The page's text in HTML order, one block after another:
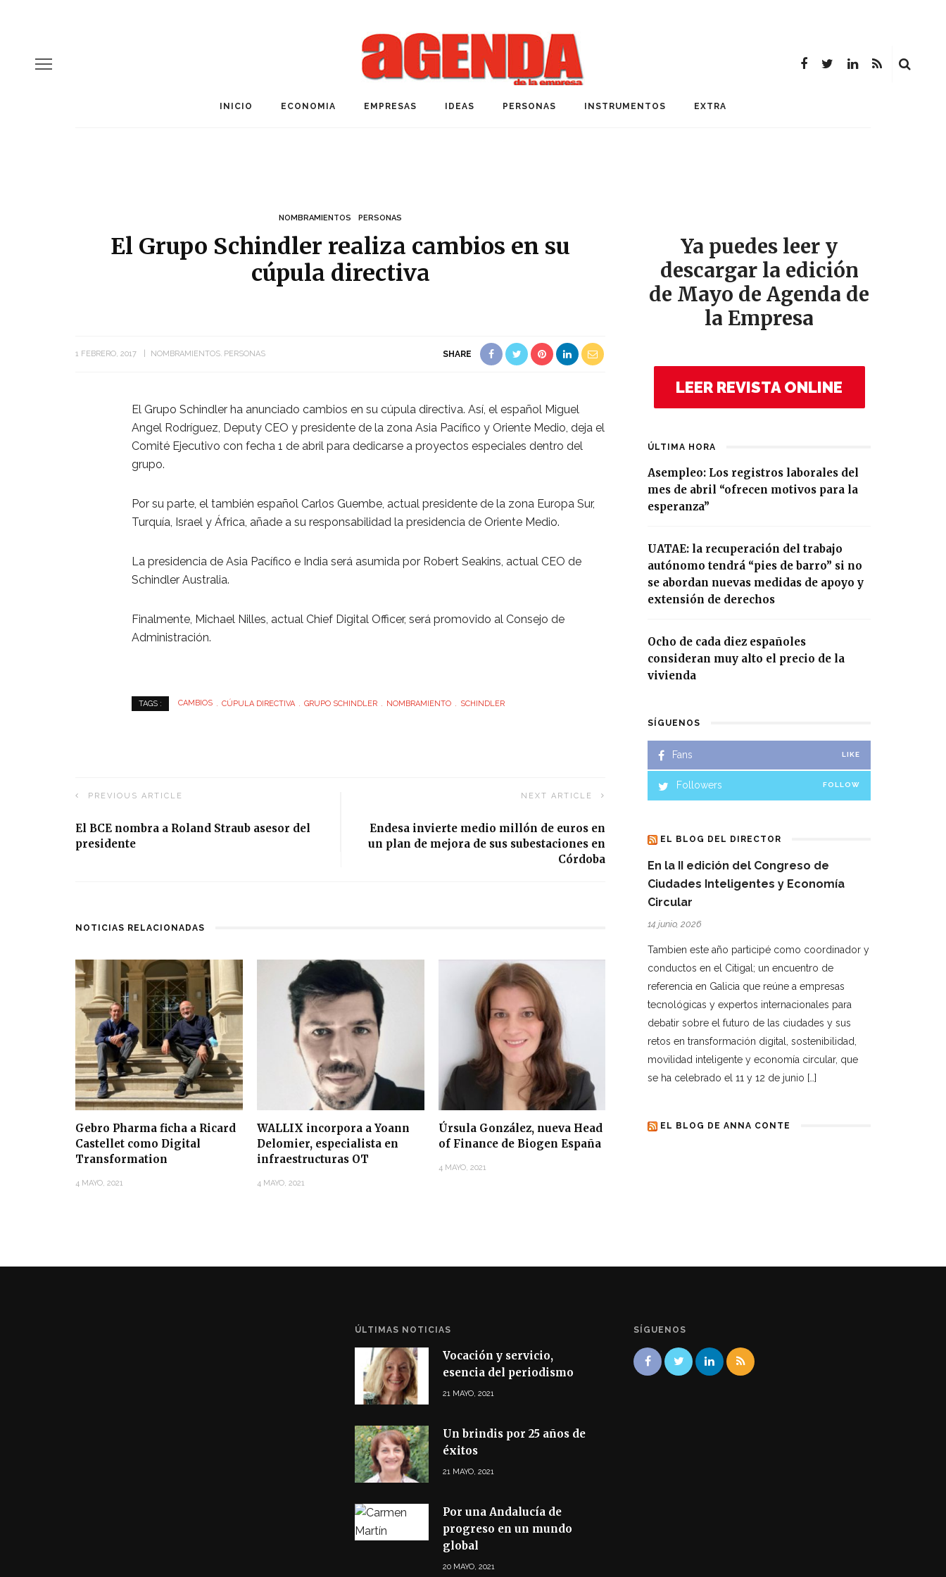
INICIO ECONOMIA EMPRESAS IDEAS PERSONAS INSTRUMENTOS EXTRA
NOMBRAMIENTOS PERSONAS
El Grupo Schindler realiza cambios en su
cúpula directiva
1 FEBRERO, 2017 NOMBRAMIENTOS PERSONAS SHARE
El Grupo Schindler ha anunciado cambios en su cúpula directiva. Así, el español Miguel
Angel Rodríguez, Deputy CEO y presidente de la zona Asia Pacífico y Oriente Medio, deja el
Comité Ejecutivo con fecha 1 de abril para dedicarse a proyectos especiales dentro del
grupo.
Por su parte, el también español Carlos Guembe, actual presidente de la zona Europa Sur,
Turquía, Israel y África, añade a su responsabilidad la presidencia de Oriente Medio.
La presidencia de Asia Pacífico e India será asumida por Robert Seakins, actual CEO de
Schindler Australia.
Finalmente, Michael Nilles, actual Chief Digital Officer, será promovido al Consejo de
Administración.
TAGS : CAMBIOS CÚPULA DIRECTIVA GRUPO SCHINDLER NOMBRAMIENTO SCHINDLER
PREVIOUS ARTICLE
El BCE nombra a Roland Straub asesor del
presidente
NEXT ARTICLE
Endesa invierte medio millón de euros en
un plan de mejora de sus subestaciones en
Córdoba
NOTICIAS RELACIONADAS
Gebro Pharma ficha a Ricard
Castellet como Digital
Transformation
4 MAYO, 2021
WALLIX incorpora a Yoann
Delomier, especialista en
infraestructuras OT
4 MAYO, 2021
Úrsula González, nueva Head
of Finance de Biogen España
4 MAYO, 2021
Ya puedes leer y
descargar la edición
de Mayo de Agenda de
la Empresa
LEER REVISTA ONLINE
ÚLTIMA HORA
Asempleo: Los registros laborales del
mes de abril “ofrecen motivos para la
esperanza”
UATAE: la recuperación del trabajo
autónomo tendrá “pies de barro” si no
se abordan nuevas medidas de apoyo y
extensión de derechos
Ocho de cada diez españoles
consideran muy alto el precio de la
vivienda
SÍGUENOS
Fans LIKE
Followers FOLLOW
EL BLOG DEL DIRECTOR
En la II edición del Congreso de
Ciudades Inteligentes y Economía
Circular
14 junio, 2026
Tambien este año participé como coordinador y
conductos en el Citigal; un encuentro de
referencia en Galicia que reúne a empresas
tecnológicas y expertos internacionales para
debatir sobre el futuro de las ciudades y sus
retos en transformación digital, sostenibilidad,
movilidad inteligente y economía circular, que
se ha celebrado el 11 y 12 de junio […]
EL BLOG DE ANNA CONTE
ÚLTIMAS NOTICIAS
Vocación y servicio,
esencia del periodismo
21 MAYO, 2021
Un brindis por 25 años de
éxitos
21 MAYO, 2021
Por una Andalucía de
progreso en un mundo
global
20 MAYO, 2021
SÍGUENOS